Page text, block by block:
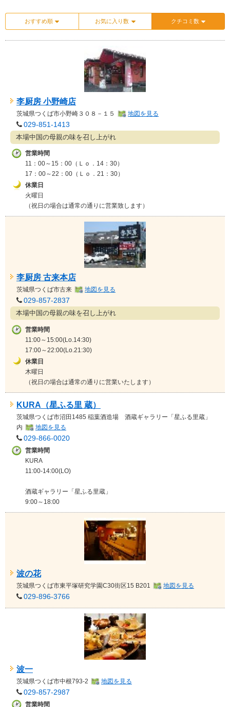
おすすめ順 お気に入り数 クチコミ数
李厨房 小野崎店
茨城県つくば市小野崎３０８－１５ 地図を見る
029-851-1413
本場中国の母親の味を召し上がれ
営業時間
11：00～15：00（Ｌｏ．14：30）
17：00～22：00（Ｌｏ．21：30）
休業日
火曜日
（祝日の場合は通常の通りに営業致します）
李厨房 古来本店
茨城県つくば市古来 地図を見る
029-857-2837
本場中国の母親の味を召し上がれ
営業時間
11:00～15:00(Lo.14:30)
17:00～22:00(Lo.21:30)
休業日
木曜日
（祝日の場合は通常の通りに営業いたします）
KURA（星ふる里 蔵）
茨城県つくば市沼田1485 稲葉酒造場 酒蔵ギャラリー「星ふる里蔵」
内
地図を見る
029-866-0020
営業時間
KURA
11:00-14:00(LO)
酒蔵ギャラリー「星ふる里蔵」
9:00～18:00
波の花
茨城県つくば市東平塚研究学園C30街区15 B201‎ 地図を見る
029-896-3766
波一
茨城県つくば市中根793-2 地図を見る
029-857-2987
営業時間